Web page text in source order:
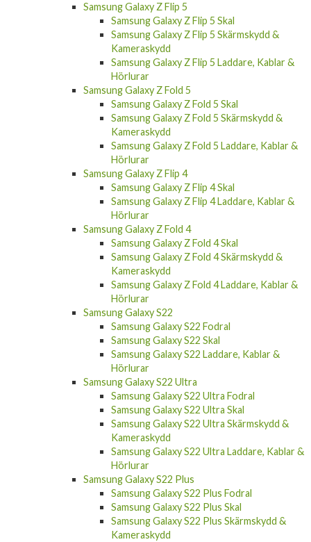
Samsung Galaxy Z Flip 5
Samsung Galaxy Z Flip 5 Skal
Samsung Galaxy Z Flip 5 Skärmskydd &
Kameraskydd
Samsung Galaxy Z Flip 5 Laddare, Kablar &
Hörlurar
Samsung Galaxy Z Fold 5
Samsung Galaxy Z Fold 5 Skal
Samsung Galaxy Z Fold 5 Skärmskydd &
Kameraskydd
Samsung Galaxy Z Fold 5 Laddare, Kablar &
Hörlurar
Samsung Galaxy Z Flip 4
Samsung Galaxy Z Flip 4 Skal
Samsung Galaxy Z Flip 4 Laddare, Kablar &
Hörlurar
Samsung Galaxy Z Fold 4
Samsung Galaxy Z Fold 4 Skal
Samsung Galaxy Z Fold 4 Skärmskydd &
Kameraskydd
Samsung Galaxy Z Fold 4 Laddare, Kablar &
Hörlurar
Samsung Galaxy S22
Samsung Galaxy S22 Fodral
Samsung Galaxy S22 Skal
Samsung Galaxy S22 Laddare, Kablar &
Hörlurar
Samsung Galaxy S22 Ultra
Samsung Galaxy S22 Ultra Fodral
Samsung Galaxy S22 Ultra Skal
Samsung Galaxy S22 Ultra Skärmskydd &
Kameraskydd
Samsung Galaxy S22 Ultra Laddare, Kablar &
Hörlurar
Samsung Galaxy S22 Plus
Samsung Galaxy S22 Plus Fodral
Samsung Galaxy S22 Plus Skal
Samsung Galaxy S22 Plus Skärmskydd &
Kameraskydd